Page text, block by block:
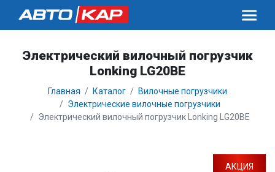
Электрический вилочный погрузчик
Lonking LG20BE
Главная Каталог
Вилочные погрузчики
Электрические вилочные погрузчики
Электрический вилочный погрузчик Lonking LG20BE
АКЦИЯ